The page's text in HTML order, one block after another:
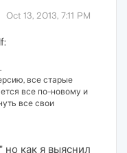
Oct 13, 2013, 7:11 PM
все старые
все по-новому и
все свои
как я выяснил